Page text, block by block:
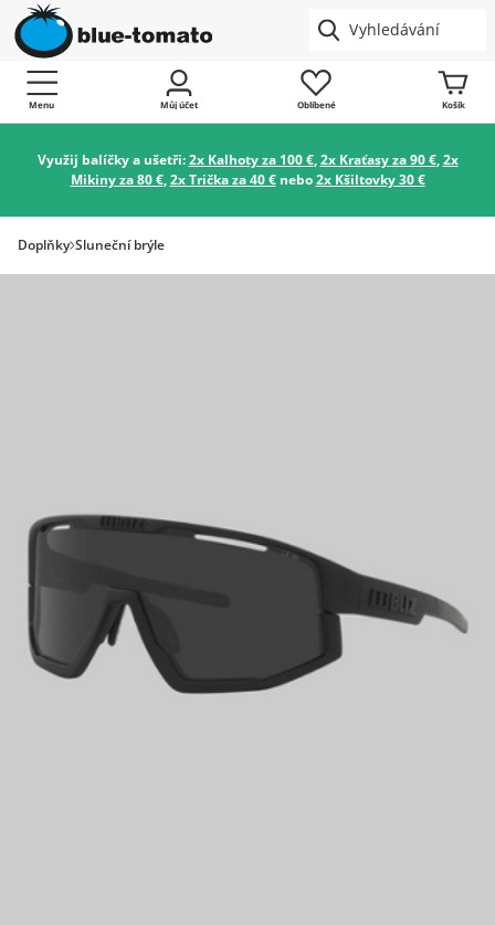
Menu Můj účet Oblíbené Košík
Využij balíčky a ušetři:2x Kalhoty za 100 €,2x Kraťasy za 90 €,2x
Mikiny za 80 €,2x Trička za 40 €nebo2x Kšiltovky 30 €
Doplňky Sluneční brýle